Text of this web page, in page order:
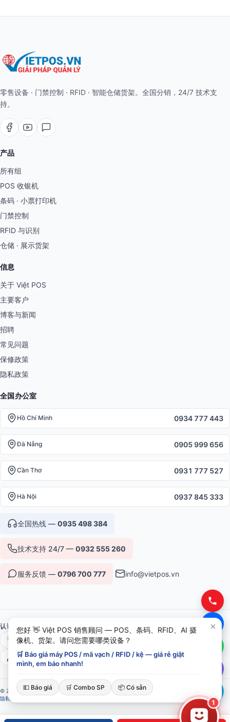
零售设备 · 门禁控制 · RFID · 智能仓储货架。全国分销，24/7 技术支
持。
产品
所有组
POS 收银机
条码 · 小票打印机
门禁控制
RFID 与识别
仓储 · 展示货架
信息
关于 Việt POS
主要客户
博客与新闻
招聘
常见问题
保修政策
隐私政策
全国办公室
Hồ Chí Minh 0934 777 443
Đà Nẵng 0905 999 656
Cần Thơ 0931 777 527
Hà Nội 0937 845 333
全国热线 — 0935 498 384
技术支持 24/7 — 0932 555 260
服务反馈 — 0796 700 777 info@vietpos.vn
认证与信誉
ISO 9001:2015
CE/RoHS 设备
6年以上服务 B2B
© 2026 Việt POS — Việt Đức Trí Group. 版权所有.
隐私
1
您好 👋 Việt POS 销售顾问 — POS、条码、RFID、AI 摄
像机、货架。请问您需要哪类设备？
🛒 Báo giá máy POS / mã vạch / RFID / kệ — giá rẻ giật
mình, em báo nhanh!
💵 Báo giá 🛒 Combo SP 📦 Có sẵn